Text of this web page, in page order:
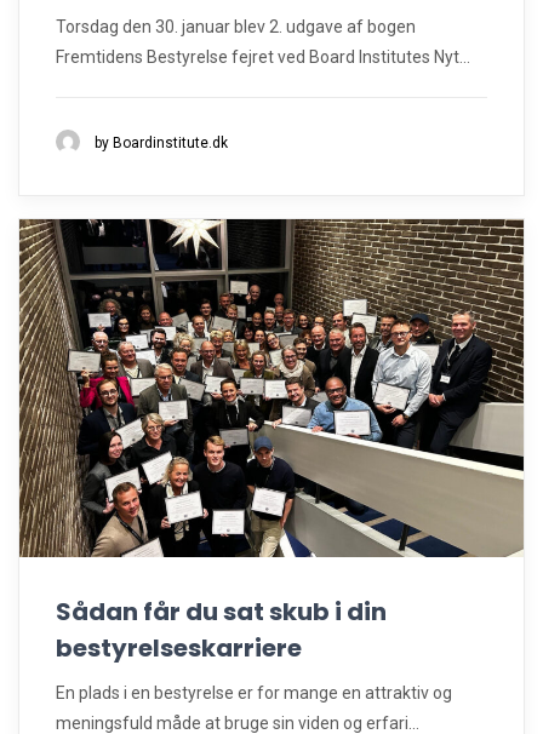
Torsdag den 30. januar blev 2. udgave af bogen
Fremtidens Bestyrelse fejret ved Board Institutes Nyt...
by Boardinstitute.dk
Sådan får du sat skub i din
bestyrelseskarriere
En plads i en bestyrelse er for mange en attraktiv og
meningsfuld måde at bruge sin viden og erfari...